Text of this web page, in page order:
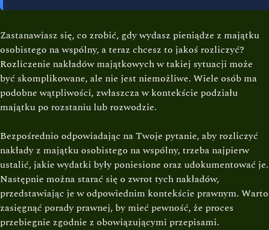
Zastanawiasz się, co zrobić, gdy wydasz pieniądze z majątku
osobistego na wspólny, a teraz chcesz to jakoś rozliczyć?
Rozliczenie nakładów majątkowych w takiej sytuacji może
być skomplikowane, ale nie jest niemożliwe. Wiele osób ma
podobne wątpliwości, zwłaszcza w kontekście podziału
majątku po rozstaniu lub rozwodzie.
Bezpośrednio odpowiadając na Twoje pytanie, aby rozliczyć
nakłady z majątku osobistego na wspólny, trzeba najpierw
ustalić, jakie wydatki były poniesione oraz udokumentować je.
Następnie można starać się o zwrot tych nakładów,
przedstawiając je w odpowiednim kontekście prawnym. Warto
zasięgnąć porady prawnej, by mieć pewność, że proces
przebiegnie zgodnie z obowiązującymi przepisami.